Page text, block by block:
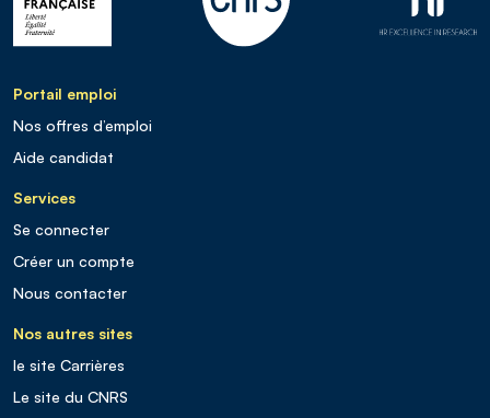
Portail emploi
Nos offres d’emploi
Aide candidat
Services
Se connecter
Créer un compte
Nous contacter
Nos autres sites
le site Carrières
Le site du CNRS